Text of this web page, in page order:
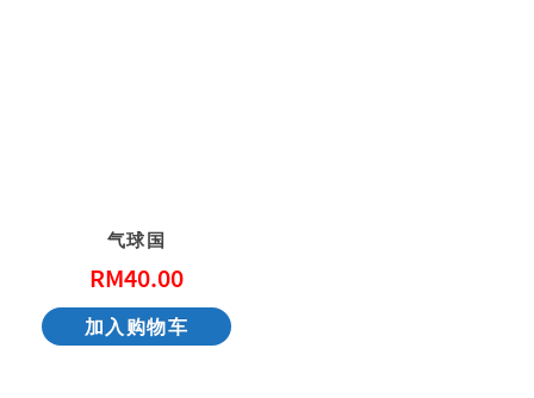
气球国
RM40.00
加入购物车